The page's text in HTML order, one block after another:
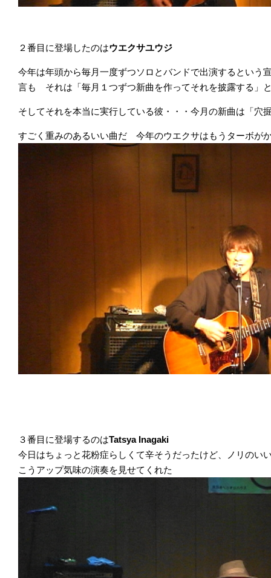
２番目に登場したのはウエクサユウジ
今年は年頭から毎月一度ずつソロとバンドで出演するとい
言も それは「毎月１つずつ新曲を作ってそれを披露する」
そしてそれを本当に実行している彼・・・今月の新曲は「穴
すごく重みのあるいい曲だ 今年のウエクサはもうターボが
３番目に登場するのはTatsya Inagaki
今日はちょっと花粉症らしくて辛そうだったけど、ノリのい
こうアップ気味の演奏を見せてくれた